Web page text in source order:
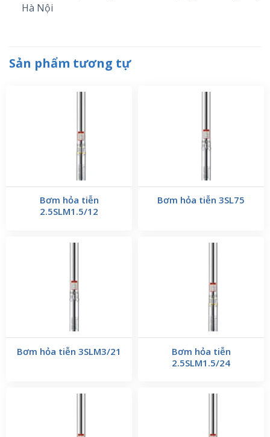
Hà Nội
Sản phẩm tương tự
Bơm hỏa tiễn
2.5SLM1.5/12
Bơm hỏa tiễn 3SL75
Bơm hỏa tiễn 3SLM3/21
Bơm hỏa tiễn
2.5SLM1.5/24